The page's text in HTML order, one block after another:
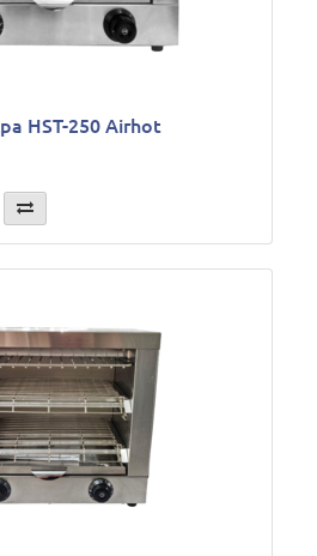
HST-250 Airhot